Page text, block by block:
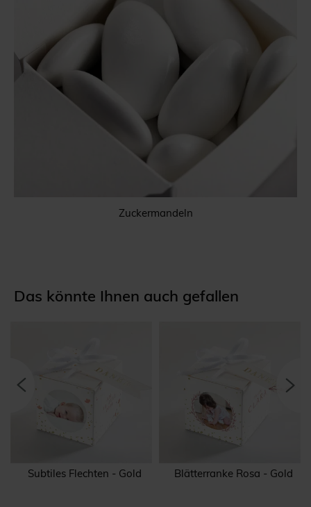
Zuckermandeln
Das könnte Ihnen auch gefallen
Subtiles Flechten - Gold Blätterranke Rosa - Gold